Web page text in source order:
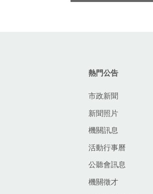
熱門公告
市政新聞
新聞照片
機關訊息
活動行事曆
公聽會訊息
機關徵才